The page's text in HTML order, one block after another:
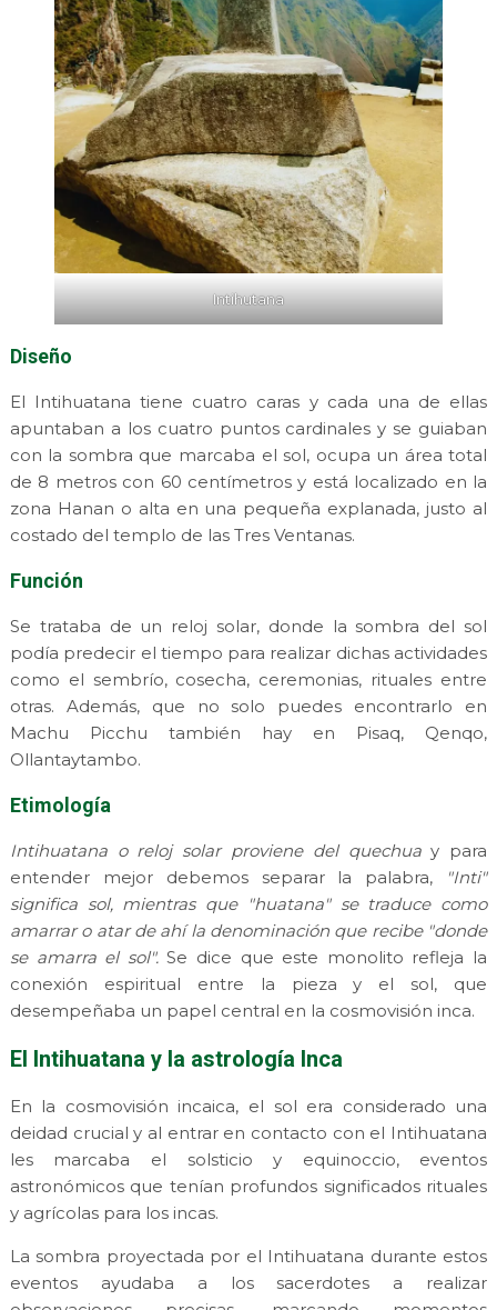
Intihutana
Diseño
El Intihuatana tiene cuatro caras y cada una de ellas
apuntaban a los cuatro puntos cardinales y se guiaban
con la sombra que marcaba el sol, ocupa un área total
de 8 metros con 60 centímetros y está localizado en la
zona Hanan o alta en una pequeña explanada, justo al
costado del templo de las Tres Ventanas.
Función
Se trataba de un reloj solar, donde la sombra del sol
podía predecir el tiempo para realizar dichas actividades
como el sembrío, cosecha, ceremonias, rituales entre
otras. Además, que no solo puedes encontrarlo en
Machu Picchu también hay en Pisaq, Qenqo,
Ollantaytambo.
Etimología
Intihuatana o reloj solar proviene del quechuay para
entender mejor debemos separar la palabra, "Inti"
significa sol, mientras que "huatana" se traduce como
amarrar o atar de ahí la denominación que recibe "donde
se amarra el sol".Se dice que este monolito refleja la
conexión espiritual entre la pieza y el sol, que
desempeñaba un papel central en la cosmovisión inca.
El Intihuatana y la astrología Inca
En la cosmovisión incaica, el sol era considerado una
deidad crucial y al entrar en contacto con el Intihuatana
les marcaba el solsticio y equinoccio, eventos
astronómicos que tenían profundos significados rituales
y agrícolas para los incas.
La sombra proyectada por el Intihuatana durante estos
eventos ayudaba a los sacerdotes a realizar